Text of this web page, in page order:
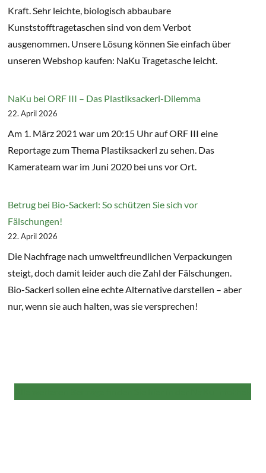
Kraft. Sehr leichte, biologisch abbaubare
Kunststofftragetaschen sind von dem Verbot
ausgenommen. Unsere Lösung können Sie einfach über
unseren Webshop kaufen: NaKu Tragetasche leicht.
NaKu bei ORF III – Das Plastiksackerl-Dilemma
22. April 2026
Am 1. März 2021 war um 20:15 Uhr auf ORF III eine
Reportage zum Thema Plastiksackerl zu sehen. Das
Kamerateam war im Juni 2020 bei uns vor Ort.
Betrug bei Bio-Sackerl: So schützen Sie sich vor
Fälschungen!
22. April 2026
Die Nachfrage nach umweltfreundlichen Verpackungen
steigt, doch damit leider auch die Zahl der Fälschungen.
Bio-Sackerl sollen eine echte Alternative darstellen – aber
nur, wenn sie auch halten, was sie versprechen!